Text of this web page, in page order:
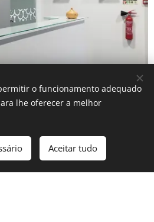
o funcionamento adequado
lhe oferecer a melhor
Aceitar tudo